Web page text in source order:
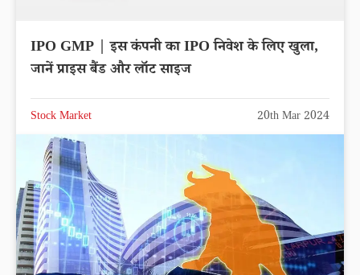
IPO GMP | इस कंपनी का IPO निवेश के लिए खुला,
जानें प्राइस बैंड और लॉट साइज
Stock Market 20th Mar 2024